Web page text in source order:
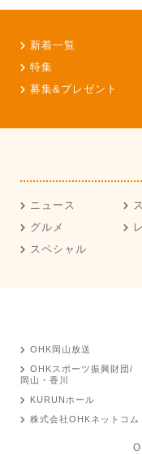
新着一覧
特集
募集&プレゼント
ニュース
グルメ
スペシャル
OHK岡山放送
OHKスポーツ振興財団/
岡山・香川
KURUNホール
株式会社OHKネットコム